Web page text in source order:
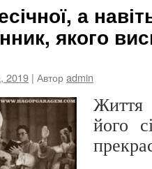
а
якого
2019 | Авторadmin
Життя
його